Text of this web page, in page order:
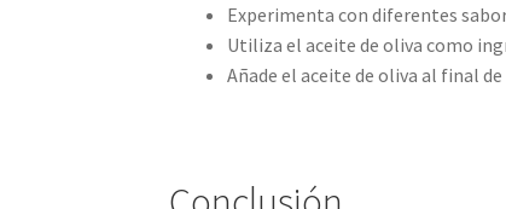
Experimenta con diferentes
Utiliza el aceite de oliva como
Añade el aceite de oliva al final